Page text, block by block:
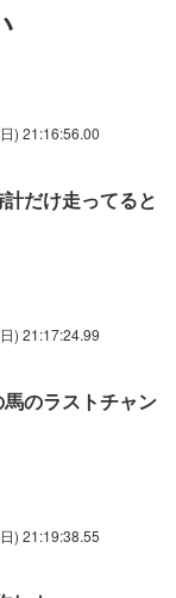
) 21:16:56.00
だけ走ってると
) 21:17:24.99
のラストチャン
) 21:19:38.55